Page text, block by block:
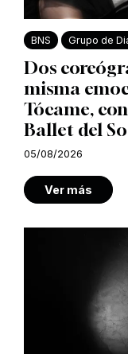
BNS Grupo de
Dos
misma
Tócame,
Ballet del
05/08/2026
Ver más